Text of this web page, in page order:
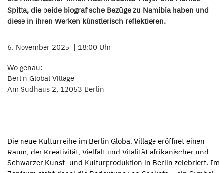
Spitta, die beide biografische Bezüge zu Namibia haben und
diese in ihren Werken künstlerisch reflektieren.
6. November 2025 18:00 Uhr
Wo genau:
Berlin Global Village
Am Sudhaus 2, 12053 Berlin
Die neue Kulturreihe im Berlin Global Village eröffnet einen
Raum, der Kreativität, Vielfalt und Vitalität afrikanischer und
Schwarzer Kunst- und Kulturproduktion in Berlin zelebriert. Im